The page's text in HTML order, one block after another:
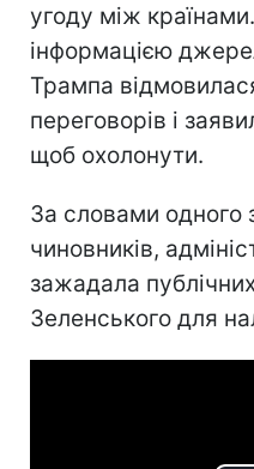
угоду між
інформацією
Трампа
переговорів і
щоб охолонути.
За словами одного
чиновників,
зажадала
Зеленського для